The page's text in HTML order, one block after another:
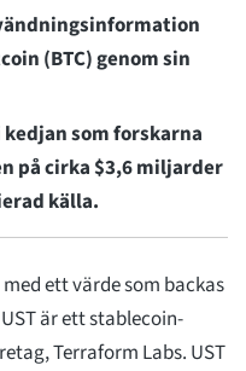
(BTC) genom sin
som forskarna
på cirka $3,6 miljarder
källa.
ett värde som backas
är ett stablecoin-
Terraform Labs. UST